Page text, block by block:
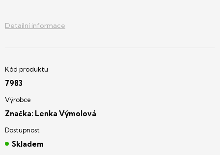
Detailní informace
7983
Značka: Lenka Výmolová
Skladem